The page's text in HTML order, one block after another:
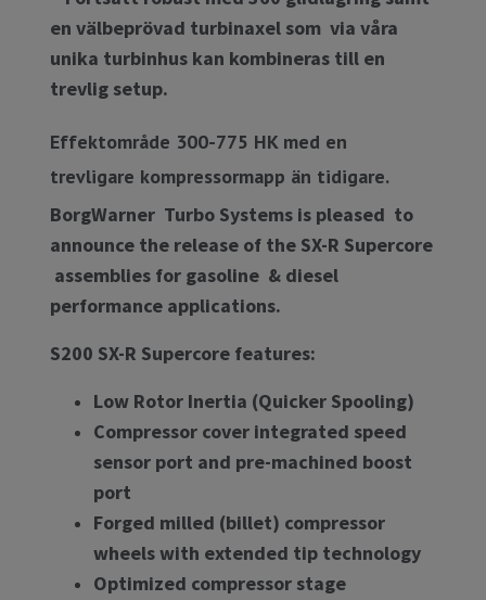
en välbeprövad turbinaxel som via våra
unika turbinhus kan kombineras till en
trevlig setup.
Effektområde 300-775 HK med en
trevligare kompressormapp än tidigare.
BorgWarner Turbo Systems is pleased to
announce the release of the SX-R Supercore
assemblies for gasoline & diesel
performance applications.
S200 SX-R Supercore features:
Low Rotor Inertia (Quicker Spooling)
Compressor cover integrated speed
sensor port and pre-machined boost
port
Forged milled (billet) compressor
wheels with extended tip technology
Optimized compressor stage